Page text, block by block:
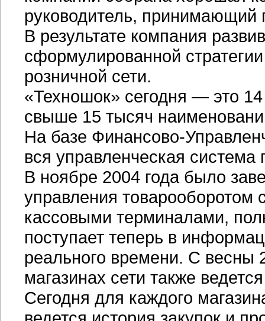
руководитель, принимающий
В результате компания
сформулированной
розничной сети.
«Техношок» сегодня — это
свыше 15 тысяч
На базе Финансово-
вся управленческая система
В ноябре 2004 года было
управления товарооборотом
кассовыми терминалами,
поступает теперь в
реального времени. С весны
магазинах сети также
Сегодня для каждого